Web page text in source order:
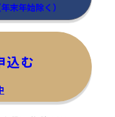
年末年始除く）
込む